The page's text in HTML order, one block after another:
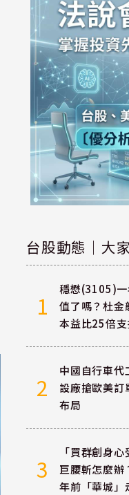
台股動態｜大
1
穩懋(3105)一
值了嗎？杜金
本益比25倍支
2
中國自行車
設廠搶歐美訂
布局
3
「買群創身
巨腰斬怎麼辦
年前「華城」